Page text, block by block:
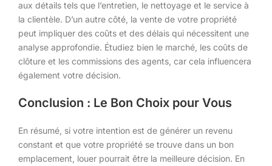
aux détails tels que l’entretien, le nettoyage et le service à
la clientèle. D’un autre côté, la vente de votre propriété
peut impliquer des coûts et des délais qui nécessitent une
analyse approfondie. Étudiez bien le marché, les coûts de
clôture et les commissions des agents, car cela influencera
également votre décision.
Conclusion : Le Bon Choix pour Vous
En résumé, si votre intention est de générer un revenu
constant et que votre propriété se trouve dans un bon
emplacement, louer pourrait être la meilleure décision. En